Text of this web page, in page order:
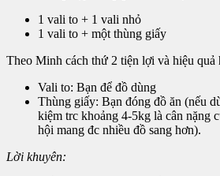
1 vali to + 1 vali nhỏ
1 vali to + một thùng giấy
Theo Minh cách thứ 2 tiện lợi và hiệu quả
Vali to: Bạn để đồ dùng
Thùng giấy: Bạn đóng đồ ăn (nếu
kiệm trc khoảng 4-5kg là cân nặng
hội mang đc nhiều đồ sang hơn).
Lời khuyên: